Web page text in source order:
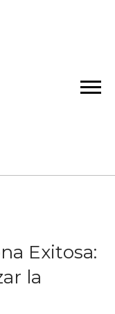
Exitosa:
la